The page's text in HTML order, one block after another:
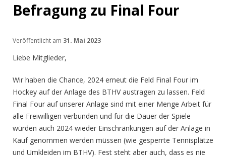
Befragung zu Final Four
Veröffentlicht am 31. Mai 2023
Liebe Mitglieder,
Wir haben die Chance, 2024 erneut die Feld Final Four im
Hockey auf der Anlage des BTHV austragen zu lassen. Feld
Final Four auf unserer Anlage sind mit einer Menge Arbeit für
alle Freiwilligen verbunden und für die Dauer der Spiele
würden auch 2024 wieder Einschränkungen auf der Anlage in
Kauf genommen werden müssen (wie gesperrte Tennisplätze
und Umkleiden im BTHV). Fest steht aber auch, dass es nie